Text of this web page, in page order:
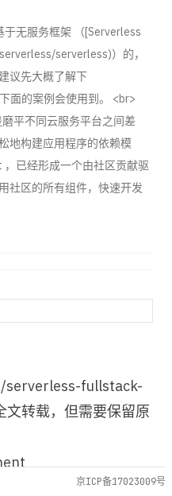
于无服务框架 （[Serverless
serverless)）的，
议先大概了解下
面的案例会使用到。 <br>
平不同云服务平台之间差
地构建应用程序的依赖模
已经形成一个由社区贡献驱
社区的所有组件，快速开发
fullstack-
文转载，但需要保留原
是基于无服务框架
京ICP备17023009号